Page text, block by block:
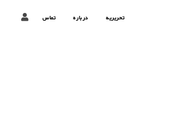
تماس درباره تحریریه